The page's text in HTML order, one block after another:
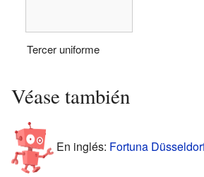
Tercer uniforme
Véase también
En inglés: Fortuna